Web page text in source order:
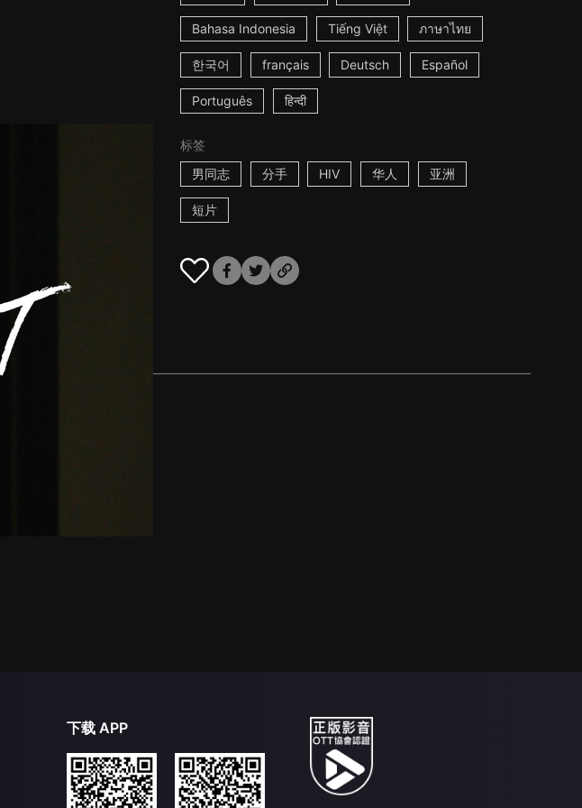
Bahasa Indonesia Tiếng Việt ภาษาไทย
한국어 français Deutsch Español
Português हिन्दी
标签
男同志
分手 HIV 华人 亚洲
短片
下载 APP